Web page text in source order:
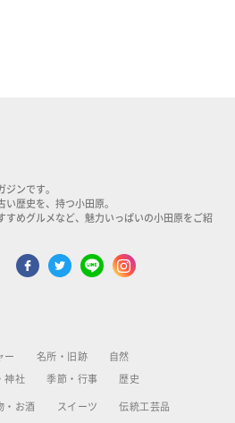
ジンです。
歴史を、持つ小田原。
すめグルメなど、魅力いっぱいの小田原をご紹
ー 名所・旧跡 自然
神社 季節・行事 歴史
・お酒 スイーツ 伝統工芸品